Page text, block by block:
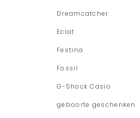
Dreamcatcher
Eclat
Festina
Fossil
G-Shock Casio
geboorte geschenken